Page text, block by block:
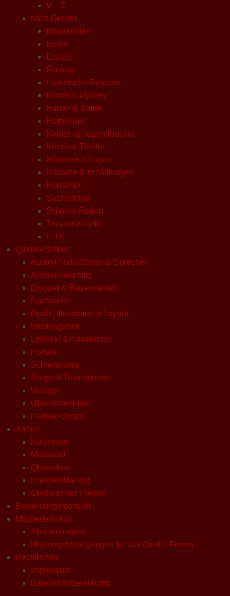
V – Z
nach Genres
Biographien
Erotik
Essays
Fantasy
Historische Romane
Horror & Mystery
Humor & Satire
Hörbücher
Kinder- & Jugendbücher
Krimis & Thriller
Märchen & Sagen
Romane & Erzählungen
Romantik
Sachbücher
Science-Fiction
Theater & Lyrik
U 18
Qindie-Partner
Audio-Produktionen & Sprecher
Autorencoaching
Blogger & Rezensenten
Buchtrailer
Grafik, Illustration & Layout
Herausgeber
Lektorat & Korrektorat
Portale
Schreibkurse
Shops & Distributoren
Verlage
ÜbersetzerInnen
Partner-Shops
Archiv
Kolumnen
Mittwoch!
Qinterview
Presseerklärung
Qindie in der Presse
Bewerbungsformular
Mitgliederforum
Abstimmungen
Nutzungsbedingungen für das Qindie-Forum
Rechtliches
Impressum
Datenschutzerklärung